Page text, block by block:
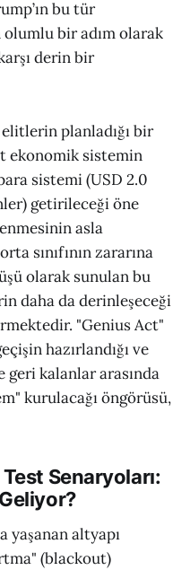
bu tür
bir adım olarak
derin bir
planladığı bir
ekonomik sistemin
sistemi (USD 2.0
getirileceği öne
asla
sınıfının zararına
olarak sunulan bu
daha da derinleşeceği
"Genius Act"
hazırlandığı ve
kalanlar arasında
kurulacağı öngörüsü,
Senaryoları:
yaşanan altyapı
(blackout)